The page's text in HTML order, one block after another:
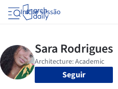
Iniciar sessão
Seguir